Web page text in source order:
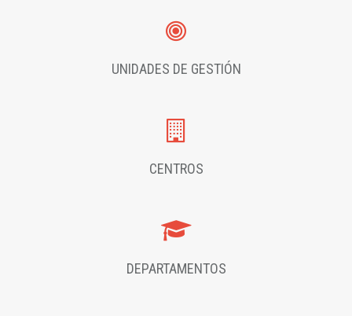
UNIDADES DE GESTIÓN
CENTROS
DEPARTAMENTOS